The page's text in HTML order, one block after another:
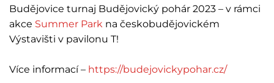
Budějovice turnaj Budějovický pohár 2023 – v rámci
akce Summer Park na českobudějovickém
Výstavišti v pavilonu T!
Více informací – https://budejovickypohar.cz/